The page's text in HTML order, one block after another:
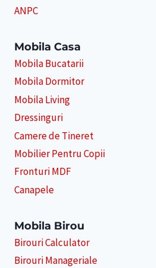
ANPC
Mobila Casa
Mobila Bucatarii
Mobila Dormitor
Mobila Living
Dressinguri
Camere de Tineret
Mobilier Pentru Copii
Fronturi MDF
Canapele
Mobila Birou
Birouri Calculator
Birouri Manageriale